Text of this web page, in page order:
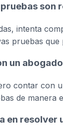
son
intenta
pruebas que
un
contar con
de manera
en resolver